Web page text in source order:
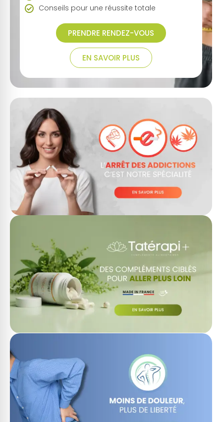
Conseils pour une réussite totale
PRENDRE RENDEZ-VOUS
EN SAVOIR PLUS
Acouphènes
Douleurs